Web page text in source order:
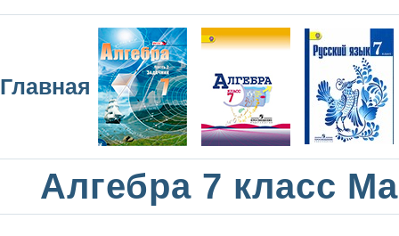
Главная
Алгебра 7 класс